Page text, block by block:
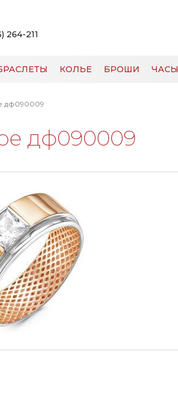
264-211
КОЛЬЕ БРОШИ ЧАСЫ
дф090009
дф090009